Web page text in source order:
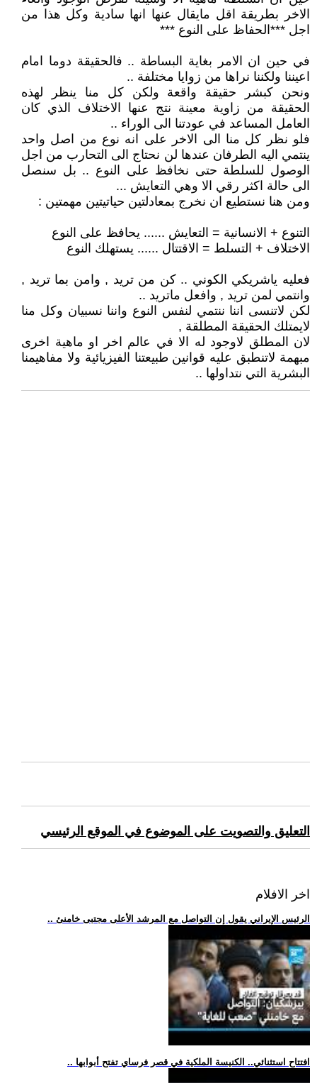
الاخر بطريقة اقل مايقال عنها انها سادية وكل هذا من
اجل ***الحفاظ على النوع ***
في حين ان الامر بغاية البساطة .. فالحقيقة دوما امام
اعيننا ولكننا نراها من زوايا مختلفة ..
ونحن كبشر حقيقة واقعة ولكن كل منا ينظر لهذه
الحقيقة من زاوية معينة نتج عنها الاختلاف الذي كان
العامل المساعد في عودتنا الى الوراء ..
فلو نظر كل منا الى الاخر على انه نوع من اصل واحد
ينتمي اليه الطرفان عندها لن نحتاج الى التحارب من اجل
الوصول للسلطة حتى نخافظ على النوع .. بل سنصل
الى حالة اكثر رقي الا وهي التعايش ...
ومن هنا نستطيع ان نخرج بمعادلتين حياتيتين مهمتين :
التنوع + الانسانية = التعايش ...... يحافظ على النوع
الاختلاف + التسلط = الاقتتال ...... يستهلك النوع
فعليه ياشريكي الكوني .. كن من تريد , وامن بما تريد ,
وانتمي لمن تريد , وافعل ماتريد ..
لكن لاتنسى اننا ننتمي لنفس النوع واننا نسبيان وكل منا
لايمتلك الحقيقة المطلقة ,
لان المطلق لاوجود له الا في عالم اخر او ماهية اخرى
مبهمة لاتنطبق عليه قوانين طبيعتنا الفيزيائية ولا مفاهيمنا
البشرية التي نتداولها ..
التعليق والتصويت على الموضوع في الموقع الرئيسي
اخر الافلام
.. الرئيس الإيراني يقول إن التواصل مع المرشد الأعلى مجتبى خامنئ
.. افتتاح استثنائي.. الكنيسة الملكية في قصر فرساي تفتح أبوابها